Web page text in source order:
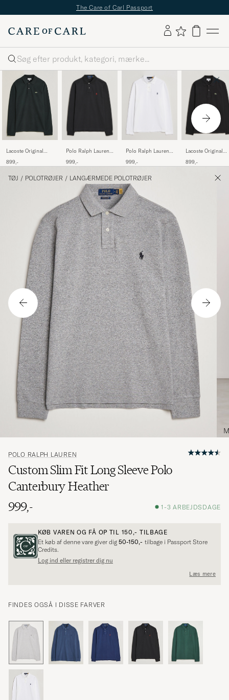
The Care of Carl Passport
Søg
Lacoste Original
Piké Dark Varech
899,-
Polo Ralph Lauren
Long Sleeve Polo
999,-
Polo Ralph Lauren
Polo White
999,-
Lacoste Original
Piké Black
899,-
TØJ / POLOTRØJER / LANGÆRMEDE POLOTRØJER
POLO RALPH LAUREN
Custom Slim Fit Long Sleeve Polo
Canterbury Heather
999,-
1-3 ARBEJDSDAGE
KØB VAREN OG FÅ OP TIL 150,- TILBAGE
Et køb af denne vare giver dig 50-150,- tilbage i Passport Store
Credits.
Log ind eller registrer dig nu
Læs mere
FINDES OGSÅ I DISSE FARVER